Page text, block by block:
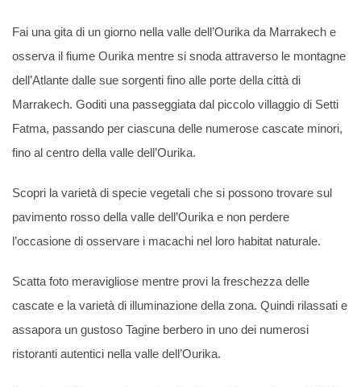
Fai una gita di un giorno nella valle dell’Ourika da Marrakech e
osserva il fiume Ourika mentre si snoda attraverso le montagne
dell’Atlante dalle sue sorgenti fino alle porte della città di
Marrakech. Goditi una passeggiata dal piccolo villaggio di Setti
Fatma, passando per ciascuna delle numerose cascate minori,
fino al centro della valle dell’Ourika.
Scopri la varietà di specie vegetali che si possono trovare sul
pavimento rosso della valle dell’Ourika e non perdere
l’occasione di osservare i macachi nel loro habitat naturale.
Scatta foto meravigliose mentre provi la freschezza delle
cascate e la varietà di illuminazione della zona. Quindi rilassati e
assapora un gustoso Tagine berbero in uno dei numerosi
ristoranti autentici nella valle dell’Ourika.